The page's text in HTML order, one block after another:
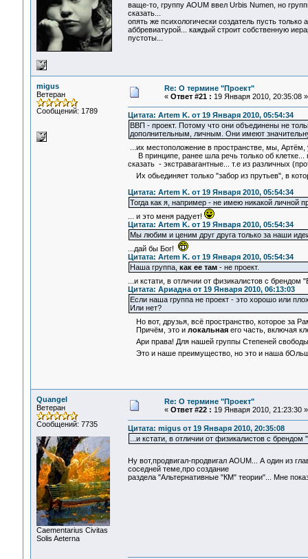
ваще-то, группу АОUM ввел Urbis Numen, но
сказать...
опять же психологически создатель пусть
аббревиатурой... каждый строит собственную
пустоты...
migus
Ветеран
Сообщений: 1789
Re: О термине "Проект"
« Ответ #21 : 19 Января 2010, 20:35:08 »
Цитата: Artem K. от 19 Января 2010, 05:54:34
ВВП - проект. Потому что они объединены не
дополнительным, личным. Они имеют
...их местоположение в пространстве, мы,
В принципе, ранее шла речь только об клетке...
сказать - экстравагантные... т.е из различных
Их обьединяет только "забор из прутьев", в
Цитата: Artem K. от 19 Января 2010, 05:54:34
Тогда как я, например - не имею никакой личной
... и это меня радует!
Цитата: Artem K. от 19 Января 2010, 05:54:34
Мы любим и ценим друг друга только за наши
...дай бы Бог!
Цитата: Artem K. от 19 Января 2010, 05:54:34
Наша группа, как ее там - не проект.
...и кстати, в отличии от физикалистов с
Цитата: Ариадна от 19 Января 2010, 06:13:03
Если наша группа не проект - это хорошо или
Или нет?
Но вот, друзья, всё пространство, которое за
Причём, это и локальнаяего часть, включая
Ари права! Для нашей группы Степеней
Это и наше преимущество, но это и наша
Quangel
Ветеран
Сообщений: 7735
Сaementarius Civitas
Solis Aeterna
Re: О термине "Проект"
« Ответ #22 : 19 Января 2010, 21:23:30 »
Цитата: migus от 19 Января 2010, 20:35:08
...и кстати, в отличии от физикалистов с
Ну вот,продвигал-продвигал AOUM... А один из
соседней теме,про создание
раздела "Альтернативные "КМ" теории"... Мне